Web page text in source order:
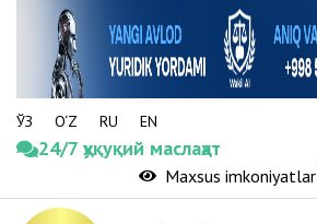
ЎЗ O‘Z RU EN
24/7 ҳуқуқий маслаҳат
Maxsus imkoniyatlar